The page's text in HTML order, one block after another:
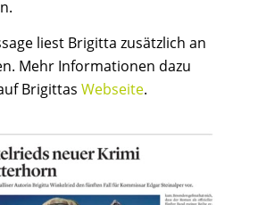
liest Brigitta zusätzlich an
Mehr Informationen dazu
Brigittas Webseite.